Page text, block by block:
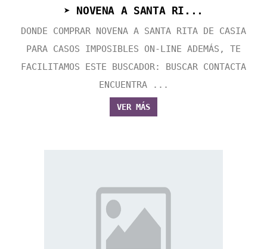
➤ NOVENA A SANTA RI...
DONDE COMPRAR NOVENA A SANTA RITA DE CASIA
PARA CASOS IMPOSIBLES ON-LINE ADEMÁS, TE
FACILITAMOS ESTE BUSCADOR: BUSCAR CONTACTA
ENCUENTRA ...
VER MÁS